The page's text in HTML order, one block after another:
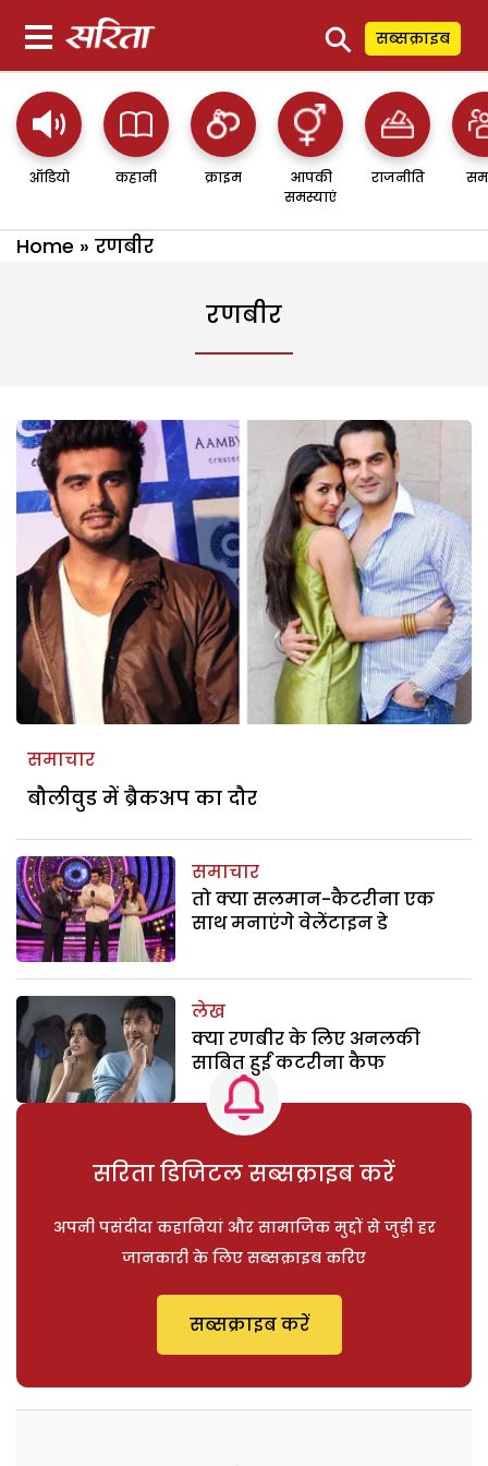
⚲ सब्सक्राइब
ऑडियो कहानी क्राइम
आपकी
समस्याएं
राजनीति
Home » रणबीर
रणबीर
समाचार
बौलीवुड में ब्रैकअप का दौर
समाचार
तो क्या सलमान-कैटरीना एक
साथ मनाएंगे वेलेंटाइन डे
लेख
क्या रणबीर के लिए अनलकी
साबित हुईं कटरीना कैफ
सरिता डिजिटल सब्सक्राइब करें
अपनी पसंदीदा कहानियां और सामाजिक मुद्दों से जुड़ी हर
जानकारी के लिए सब्सक्राइब करिए
सब्सक्राइब करें